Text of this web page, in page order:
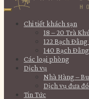
Chi tiết khách sạn
18 – 20 Trà
122 Bạch
140 Bạch
Các loại phòng
Dịch vụ
Nhà Hàng –
Dịch vụ đưa
Tin Tức